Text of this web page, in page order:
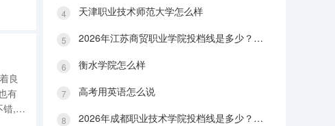
良
有
错,就
本
天津职业技术师范大学怎么样
2026年江苏商贸职业学院投档线是多少？分数线、费用与入学攻略
衡水学院怎么样
高考用英语怎么说
2026年成都职业技术学院投档线是多少？分数线、费用与入学攻略